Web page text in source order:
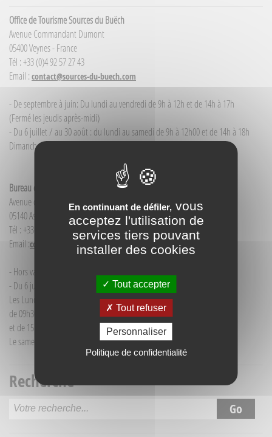
Office de Tourisme Sources du Buëch
Avenue Commandant Dumont
05400 Veynes - France
Tél : +33 (0)4 92 57 27 43
Email : contact@sources-du-buech.com
- De septembre à juin: Du lundi au vendredi de 9h à 12h et de 14h à 17h
(Fermé les jeudis après-midi)
- Du 6 juillet / au 30 août : du lundi au samedi de 9h à 12h00 et de 14h à 18h
Dimanche et jour férié : 9h à 12h00
Bureau d'Informations touristiques Aspres-sur-Buëch
Avenue de la Gare
05140 Aspres-sur-Buëch - France
Tél : +33(0)4 92 58 68 88
Email :contact@sources-du-buech.com
- Hors vacances d'été : mardi de 9h30 à 12h00
- Du 6 juillet au 30 août :
Les Lundi et Mercredi
de 09h30 à 12h30
et de 15h30 à 18h00
Le samedi matin de 09h30 à 12h30
Recherche
En continuant de défiler, vous
acceptez l'utilisation de
services tiers pouvant
installer des cookies
Tout accepter
Tout refuser
Personnaliser
Politique de confidentialité